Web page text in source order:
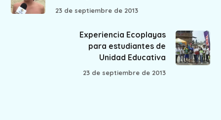
23 de septiembre de 2013
Experiencia Ecoplayas
para estudiantes de
Unidad Educativa
23 de septiembre de 2013